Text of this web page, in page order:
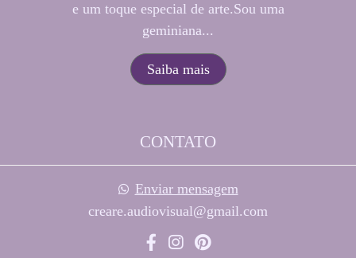
e um toque especial de arte.Sou uma
geminiana...
Saiba mais
CONTATO
Enviar mensagem
creare.audiovisual@gmail.com